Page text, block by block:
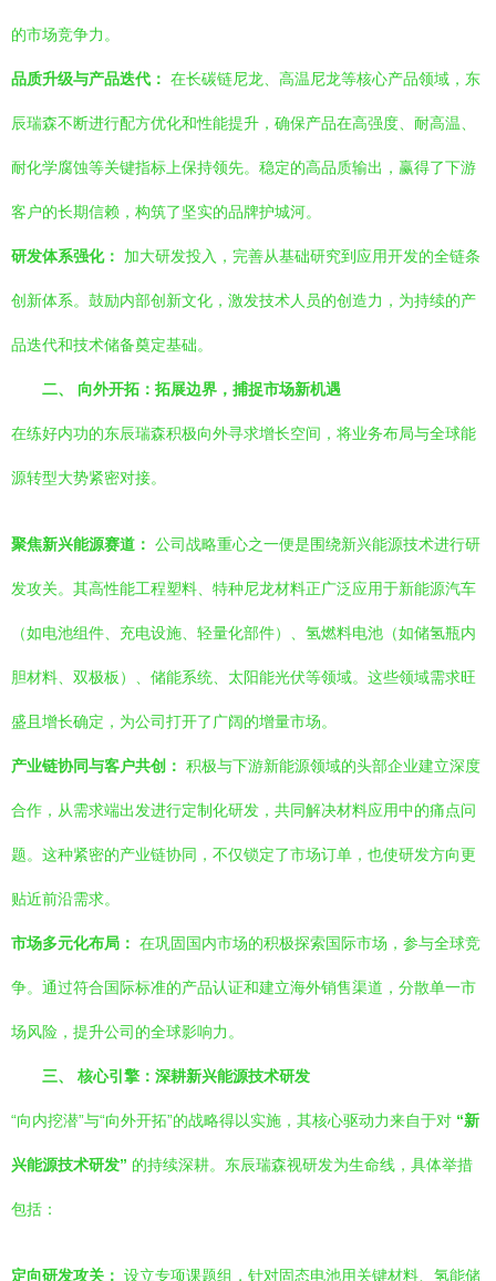
的市场竞争力。
品质升级与产品迭代： 在长碳链尼龙、高温尼龙等核心产品领域，东
辰瑞森不断进行配方优化和性能提升，确保产品在高强度、耐高温、
耐化学腐蚀等关键指标上保持领先。稳定的高品质输出，赢得了下游
客户的长期信赖，构筑了坚实的品牌护城河。
研发体系强化： 加大研发投入，完善从基础研究到应用开发的全链条
创新体系。鼓励内部创新文化，激发技术人员的创造力，为持续的产
品迭代和技术储备奠定基础。
二、 向外开拓：拓展边界，捕捉市场新机遇
在练好内功的东辰瑞森积极向外寻求增长空间，将业务布局与全球能
源转型大势紧密对接。
聚焦新兴能源赛道： 公司战略重心之一便是围绕新兴能源技术进行研
发攻关。其高性能工程塑料、特种尼龙材料正广泛应用于新能源汽车
（如电池组件、充电设施、轻量化部件）、氢燃料电池（如储氢瓶内
胆材料、双极板）、储能系统、太阳能光伏等领域。这些领域需求旺
盛且增长确定，为公司打开了广阔的增量市场。
产业链协同与客户共创： 积极与下游新能源领域的头部企业建立深度
合作，从需求端出发进行定制化研发，共同解决材料应用中的痛点问
题。这种紧密的产业链协同，不仅锁定了市场订单，也使研发方向更
贴近前沿需求。
市场多元化布局： 在巩固国内市场的积极探索国际市场，参与全球竞
争。通过符合国际标准的产品认证和建立海外销售渠道，分散单一市
场风险，提升公司的全球影响力。
三、 核心引擎：深耕新兴能源技术研发
“向内挖潜”与“向外开拓”的战略得以实施，其核心驱动力来自于对 “新
兴能源技术研发” 的持续深耕。东辰瑞森视研发为生命线，具体举措
包括：
定向研发攻关： 设立专项课题组，针对固态电池用关键材料、氢能储